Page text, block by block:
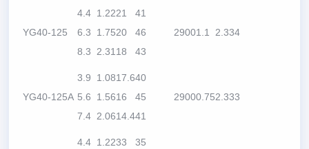
YG40-125
4.4
6.3
8.3
1.22
1.75
2.31
21
20
18
41
46
43
29001.1 2.334
YG40-125A
3.9
5.6
7.4
1.08
1.56
2.06
17.6
16
14.4
40
45
41
29000.752.333
4.4 1.2233
35